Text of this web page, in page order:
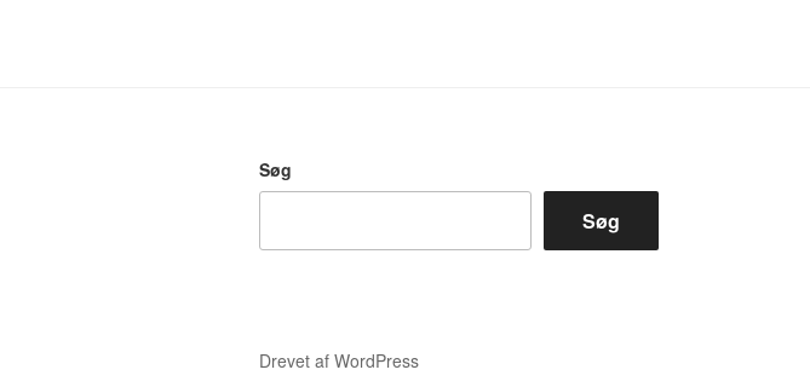
Søg
Søg
Drevet af WordPress